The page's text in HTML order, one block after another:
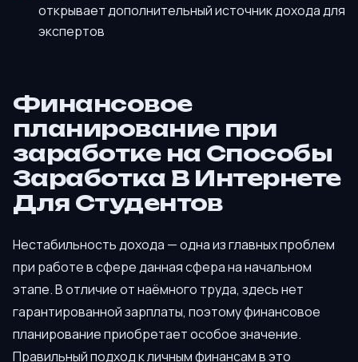
открывает дополнительный источник дохода для
экспертов
Финансовое
планирование при
заработке на Способы
Заработка В Интернете
Для Студентов
Нестабильность дохода — одна из главных проблем
при работе в сфере данная сфера на начальном
этапе. В отличие от наёмного труда, здесь нет
гарантированной зарплаты, поэтому финансовое
планирование приобретает особое значение.
Правильный подход к личным финансам в это